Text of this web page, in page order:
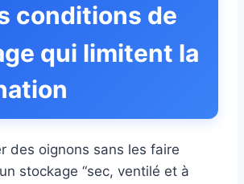
conditions de
qui limitent la
des oignons sans les faire
stockage “sec, ventilé et à